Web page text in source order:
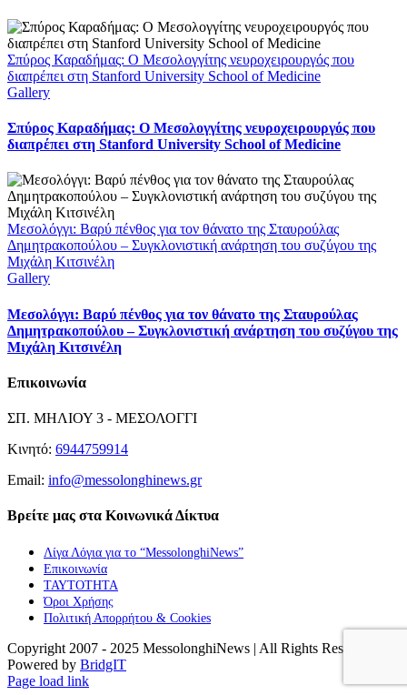
Σπύρος Καραδήμας: Ο Μεσολογγίτης νευροχειρουργός που
διαπρέπει στη Stanford University School of Medicine
Gallery
Σπύρος Καραδήμας: Ο Μεσολογγίτης νευροχειρουργός που
διαπρέπει στη Stanford University School of Medicine
Μεσολόγγι: Βαρύ πένθος για τον θάνατο της Σταυρούλας
Δημητρακοπούλου – Συγκλονιστική ανάρτηση του συζύγου της
Μιχάλη Κιτσινέλη
Gallery
Μεσολόγγι: Βαρύ πένθος για τον θάνατο της Σταυρούλας
Δημητρακοπούλου – Συγκλονιστική ανάρτηση του συζύγου της
Μιχάλη Κιτσινέλη
Επικοινωνία
ΣΠ. ΜΗΛΙΟΥ 3 - ΜΕΣΟΛΟΓΓΙ
Κινητό: 6944759914
Email: info@messolonghinews.gr
Βρείτε μας στα Κοινωνικά Δίκτυα
Λίγα Λόγια για το “MessolonghiNews”
Επικοινωνία
ΤΑΥΤΟΤΗΤΑ
Όροι Χρήσης
Πολιτική Απορρήτου & Cookies
Copyright 2007 - 2025 MessolonghiNews | All Rights Reserved |
Powered by BridgIT
YouTube
Facebook
Instagram
Page load link